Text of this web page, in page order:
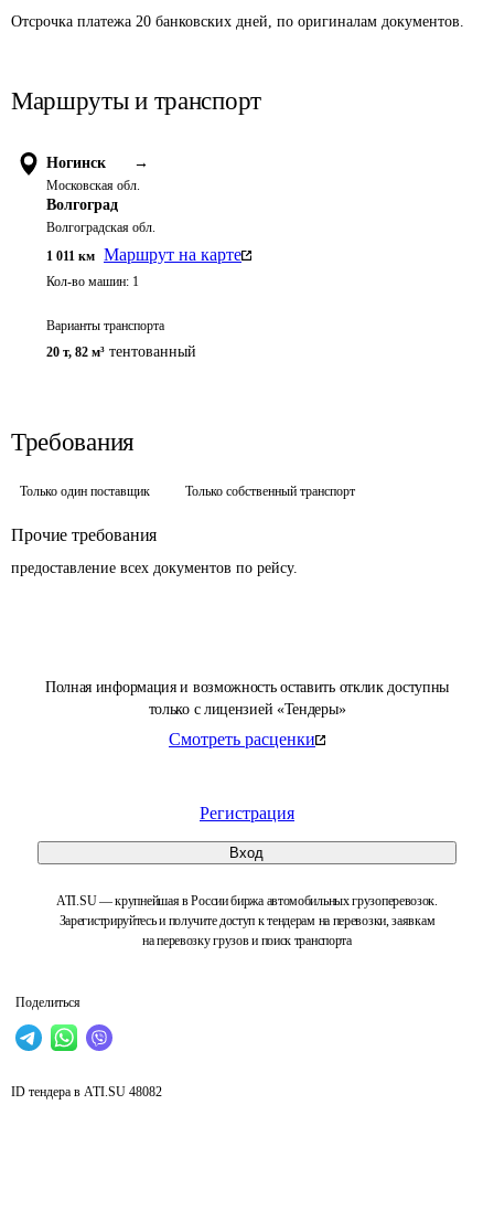
Полная информация и возможность оставить отклик доступны
только с лицензией «Тендеры»
Смотреть расценки
Регистрация
Вход
ATI.SU — крупнейшая в России биржа автомобильных грузоперевозок.
Зарегистрируйтесь и получите доступ к тендерам на перевозки, заявкам
на перевозку грузов и поиск транспорта
Поделиться
Отсрочка платежа 20 банковских дней, по оригиналам документов.
Маршруты и транспорт
Ногинск →
Московская обл.
Волгоград
Волгоградская обл.
1 011 км Маршрут на карте
Кол-во машин: 1
Варианты транспорта
20 т, 82 м³ тентованный
Требования
Только один поставщик Только собственный транспорт
Прочие требования
предоставление всех документов по рейсу.
ID тендера в ATI.SU 48082